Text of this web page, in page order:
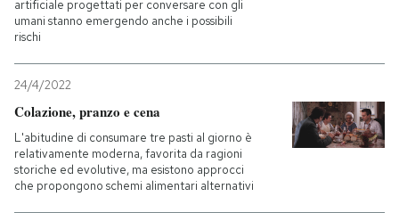
artificiale progettati per conversare con gli
umani stanno emergendo anche i possibili
rischi
24/4/2022
Colazione, pranzo e cena
L'abitudine di consumare tre pasti al giorno è
relativamente moderna, favorita da ragioni
storiche ed evolutive, ma esistono approcci
che propongono schemi alimentari alternativi